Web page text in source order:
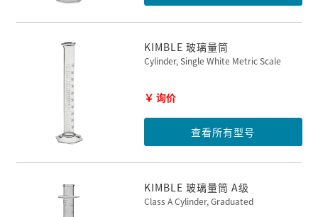
KIMBLE 玻璃量筒
Cylinder, Single White Metric Scale
￥ 询价
查看所有型号
KIMBLE 玻璃量筒 A级
Class A Cylinder, Graduated